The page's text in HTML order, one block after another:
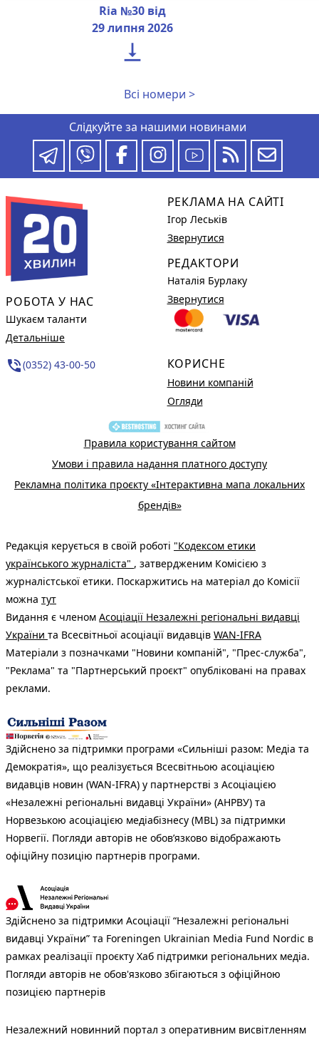
Ria №30 від
29 липня 2026

Всі номери >
Слідкуйте за нашими новинами
РОБОТА У НАС
Шукаєм таланти
Детальніше
phone_in_talk(0352) 43-00-50
РЕКЛАМА НА САЙТІ
Ігор Леськів
Звернутися
РЕДАКТОРИ
Наталія Бурлаку
Звернутися
КОРИСНЕ
Новини компаній
Огляди
Правила користування сайтом
Умови і правила надання платного доступу
Рекламна політика проєкту «Інтерактивна мапа локальних
брендів»
Редакція керується в своїй роботі "Кодексом етики
українського журналіста" , затвердженим Комісією з
журналістської етики. Поскаржитись на матеріал до Комісії
можна тут
Видання є членом Асоціації Незалежні регіональні видавці
України та Всесвітньої асоціації видавців WAN-IFRA
Матеріали з позначками "Новини компаній", "Прес-служба",
"Реклама" та "Партнерський проєкт" опубліковані на правах
реклами.
Здійснено за підтримки програми «Сильніші разом: Медіа та
Демократія», що реалізується Всесвітньою асоціацією
видавців новин (WAN-IFRA) у партнерстві з Асоціацією
«Незалежні регіональні видавці України» (АНРВУ) та
Норвезькою асоціацією медіабізнесу (MBL) за підтримки
Норвегії. Погляди авторів не обов’язково відображають
офіційну позицію партнерів програми.
Здійснено за підтримки Асоціації “Незалежні регіональні
видавці України” та Foreningen Ukrainian Media Fund Nordic в
рамках реалізації проєкту Хаб підтримки регіональних медіа.
Погляди авторів не обов'язково збігаються з офіційною
позицією партнерів
Незалежний новинний портал з оперативним висвітленням